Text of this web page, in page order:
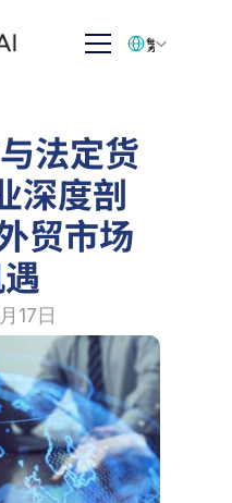
法定货
深度剖
贸市场
17日
繁体中文